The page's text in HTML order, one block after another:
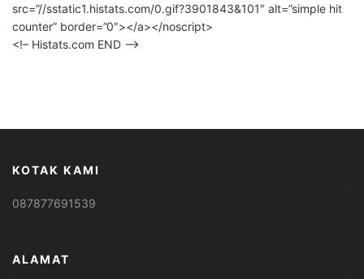
src=”//sstatic1.histats.com/0.gif?3901843&101″ alt=”simple hit
counter” border=”0″></a></noscript>
<!– Histats.com END –>
KOTAK KAMI
087877691539
ALAMAT